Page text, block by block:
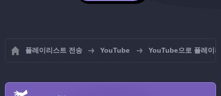
플레이리스트 전송 YouTube YouTube으로 플레이